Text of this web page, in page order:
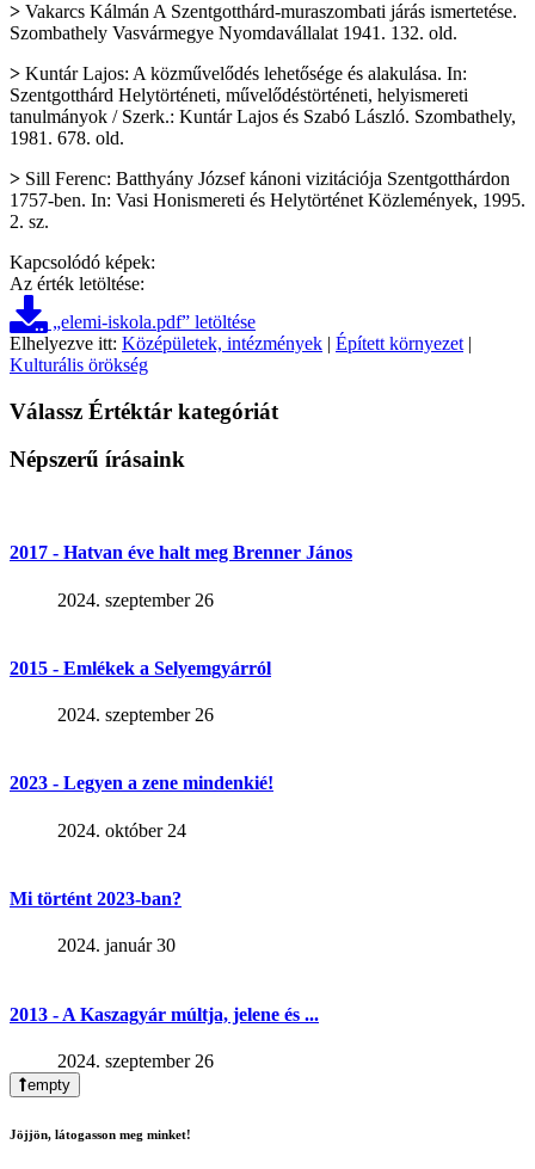
> Vakarcs Kálmán A Szentgotthárd-muraszombati járás ismertetése.
Szombathely Vasvármegye Nyomdavállalat 1941. 132. old.
> Kuntár Lajos: A közművelődés lehetősége és alakulása. In:
Szentgotthárd Helytörténeti, művelődéstörténeti, helyismereti
tanulmányok / Szerk.: Kuntár Lajos és Szabó László. Szombathely,
1981. 678. old.
> Sill Ferenc: Batthyány József kánoni vizitációja Szentgotthárdon
1757-ben. In: Vasi Honismereti és Helytörténet Közlemények, 1995.
2. sz.
Kapcsolódó képek:
Az érték letöltése:
„elemi-iskola.pdf” letöltése
Elhelyezve itt: Középületek, intézmények | Épített környezet |
Kulturális örökség
Válassz Értéktár kategóriát
Népszerű írásaink
2017 - Hatvan éve halt meg Brenner János
2024. szeptember 26
2015 - Emlékek a Selyemgyárról
2024. szeptember 26
2023 - Legyen a zene mindenkié!
2024. október 24
Mi történt 2023-ban?
2024. január 30
2013 - A Kaszagyár múltja, jelene és ...
2024. szeptember 26
empty
Jöjjön, látogasson meg minket!